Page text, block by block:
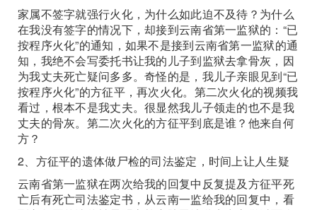
家属不签字就强行火化，为什么如此迫不及待？为什么
在我没有签字的情况下，却接到云南省第一监狱的：“已
按程序火化”的通知，如果不是接到云南省第一监狱的通
知，我绝不会写委托书让我的儿子到监狱去拿骨灰，因
为我丈夫死亡疑问多多。奇怪的是，我儿子亲眼见到“已
按程序火化”的方征平，再次火化。第二次火化的视频我
看过，根本不是我丈夫。很显然我儿子领走的也不是我
丈夫的骨灰。第二次火化的方征平到底是谁？他来自何
方？
2、方征平的遗体做尸检的司法鉴定，时间上让人生疑
云南省第一监狱在两次给我的回复中反复提及方征平死
亡后有死亡司法鉴定书，从云南一监给我的回复中，看